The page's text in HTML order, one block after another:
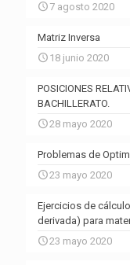
7 agosto 2020
Matriz Inversa
18 junio 2020
POSICIONES
BACHILLERATO.
28 mayo 2020
Problemas de
23 mayo 2020
Ejercicios de
derivada) para
23 mayo 2020